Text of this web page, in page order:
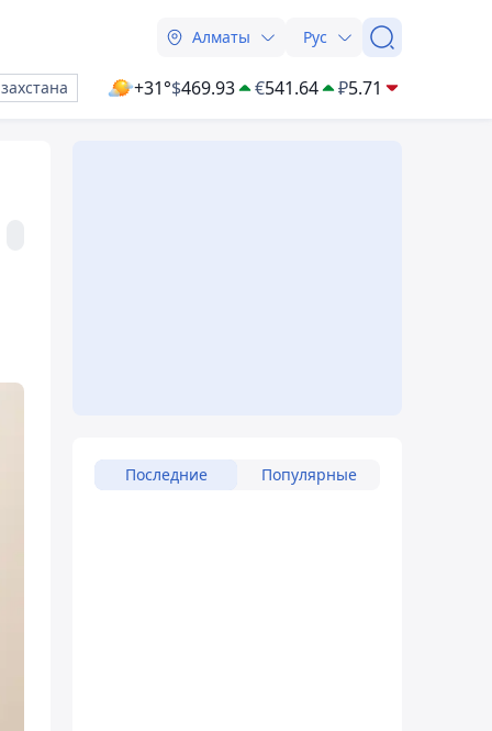
Алматы Рус
+31°$469.93 €541.64 ₽5.71
Последние Популярные